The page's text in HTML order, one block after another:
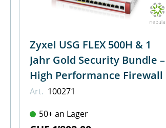
Zyxel USG FLEX 500H & 1
Jahr Gold Security Bundle –
High Performance Firewall
Art. 100271
50+ an Lager